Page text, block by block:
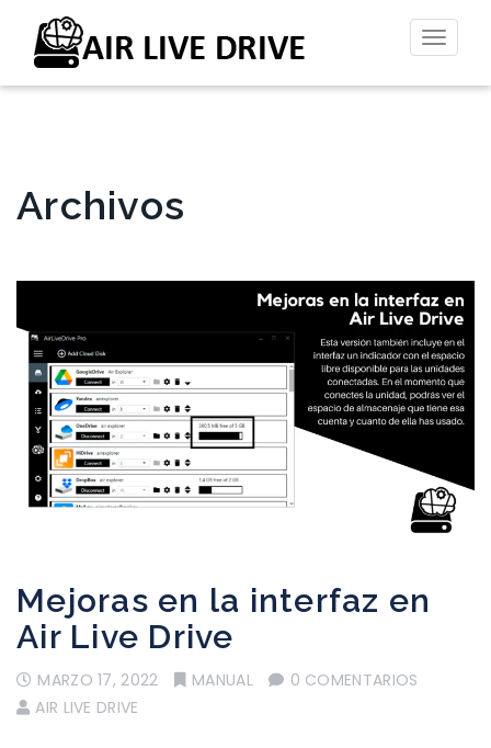
Archivos
Mejoras en la interfaz en
Air Live Drive
MARZO 17, 2022 MANUAL
0 COMENTARIOS
AIR LIVE DRIVE